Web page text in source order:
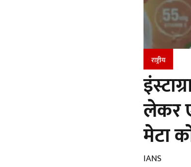
राष्ट्रीय
लेकर
मेटा
IANS